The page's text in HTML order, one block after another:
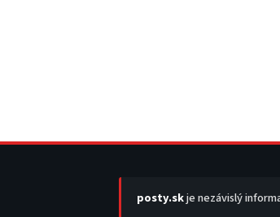
posty.skje nezávislý